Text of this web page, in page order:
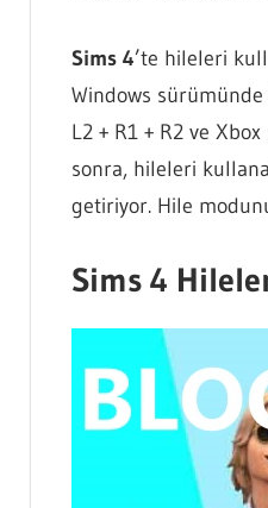
Sims 4’te hileleri
Windows
L2 + R1 + R2 ve
sonra, hileleri
getiriyor. Hile
Sims 4